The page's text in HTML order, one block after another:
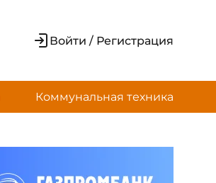
Войти / Регистрация
Коммунальная техника